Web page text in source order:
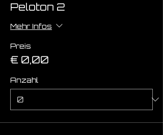
Peloton 2
Mehr Infos
Preis
€ 0,00
Anzahl